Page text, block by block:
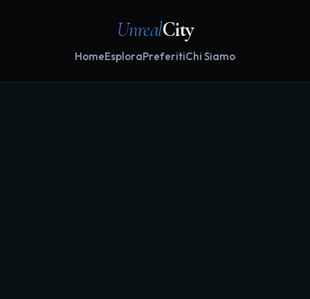
UnrealCity
HomeEsploraPreferitiChi Siamo